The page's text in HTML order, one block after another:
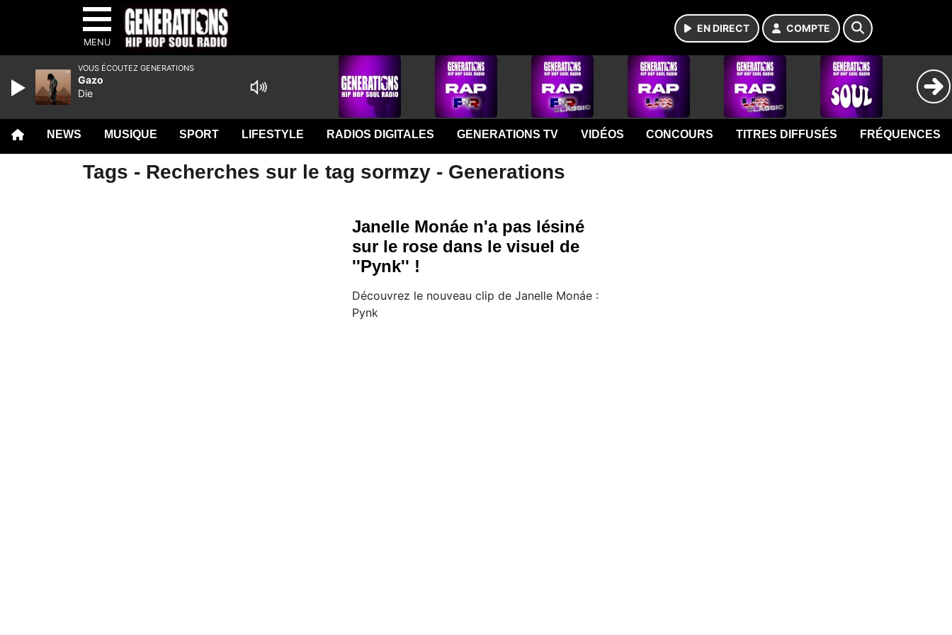
MENU
EN DIRECT COMPTE
NEWS MUSIQUE SPORT LIFESTYLE RADIOS DIGITALES GENERATIONS TV VIDÉOS CONCOURS TITRES DIFFUSÉS FRÉQUENCES
Tags - Recherches sur le tag sormzy - Generations
Janelle Monáe n'a pas lésiné
sur le rose dans le visuel de
''Pynk'' !
Découvrez le nouveau clip de Janelle Monáe :
Pynk
VOUS ÉCOUTEZ GENERATIONS
Gazo
Die